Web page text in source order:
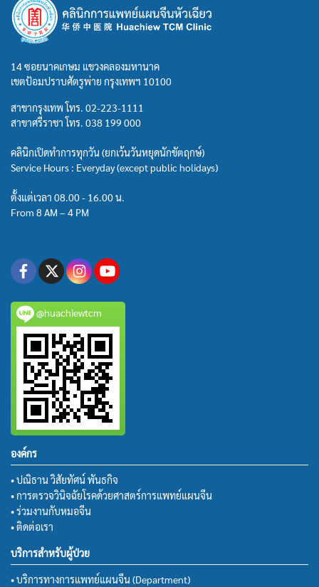
14 ซอยนาคเกษม แขวงคลองมหานาค
เขตป้อมปราบศัตรูพ่าย กรุงเทพฯ 10100
สาขากรุงเทพ โทร. 02-223-1111
สาขาศรีราชา โทร. 038 199 000
คลินิกเปิดทำการทุกวัน (ยกเว้นวันหยุดนักขัตฤกษ์)
Service Hours : Everyday (except public holidays)
ตั้งแต่เวลา 08.00 - 16.00 น.
From 8 AM – 4 PM
@huachiewtcm
องค์กร
• ปณิธาน วิสัยทัศน์ พันธกิจ
• การตรวจวินิจฉัยโรคด้วยศาสตร์การแพทย์แผนจีน
• ร่วมงานกับหมอจีน
• ติดต่อเรา
บริการสำหรับผู้ป่วย
• บริการทางการแพทย์แผนจีน (Department)